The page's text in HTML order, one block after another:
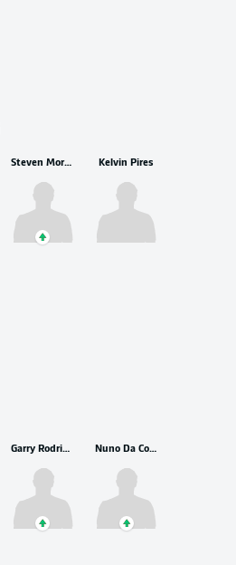
Steven Moreira Kelvin Pires
Garry Rodrigues Nuno Da Costa